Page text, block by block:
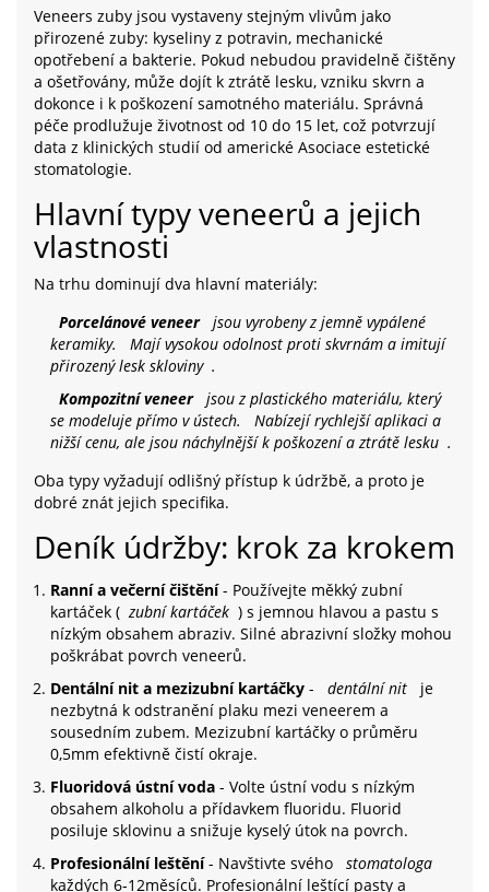
Veneers zuby jsou vystaveny stejným vlivům jako
přirozené zuby: kyseliny z potravin, mechanické
opotřebení a bakterie. Pokud nebudou pravidelně čištěny
a ošetřovány, může dojít k ztrátě lesku, vzniku skvrn a
dokonce i k poškození samotného materiálu. Správná
péče prodlužuje životnost od 10 do 15 let, což potvrzují
data z klinických studií od americké Asociace estetické
stomatologie.
Hlavní typy veneerů a jejich
vlastnosti
Na trhu dominují dva hlavní materiály:
Porcelánové veneer
jsou vyrobeny z jemně vypálené
keramiky.
Mají vysokou odolnost proti skvrnám a imitují
přirozený lesk skloviny .
Kompozitní veneer
jsou z plastického materiálu, který
se modeluje přímo v ústech.
Nabízejí rychlejší aplikaci a
nižší cenu, ale jsou náchylnější k poškození a ztrátě lesku .
Oba typy vyžadují odlišný přístup k údržbě, a proto je
dobré znát jejich specifika.
Deník údržby: krok za krokem
Ranní a večerní čištění- Používejte měkký zubní
kartáček ( zubní kartáček ) s jemnou hlavou a pastu s
nízkým obsahem abraziv. Silné abrazivní složky mohou
poškrábat povrch veneerů.
Dentální nit a mezizubní kartáčky - dentální nit
je
nezbytná k odstranění plaku mezi veneerem a
sousedním zubem. Mezizubní kartáčky o průměru
0,5mm efektivně čistí okraje.
Fluoridová ústní voda - Volte ústní vodu s nízkým
obsahem alkoholu a přídavkem fluoridu. Fluorid
posiluje sklovinu a snižuje kyselý útok na povrch.
Profesionální leštění- Navštivte svého
stomatologa
každých 6‑12měsíců. Profesionální leštící pasty a